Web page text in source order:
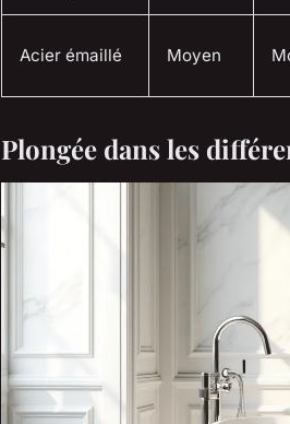
Acier émaillé Moyen
Plongée dans les